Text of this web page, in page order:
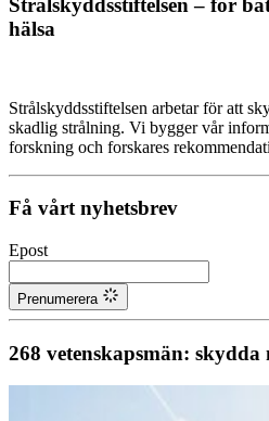
Strålskyddsstiftelsen – för
hälsa
Strålskyddsstiftelsen arbetar för att
skadlig strålning. Vi bygger vår
forskning och forskares
Få vårt nyhetsbrev
Epost
Prenumerera
268 vetenskapsmän: